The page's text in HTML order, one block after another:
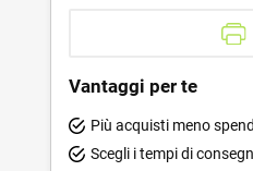
Vantaggi per te
Più acquisti meno
Scegli i tempi di